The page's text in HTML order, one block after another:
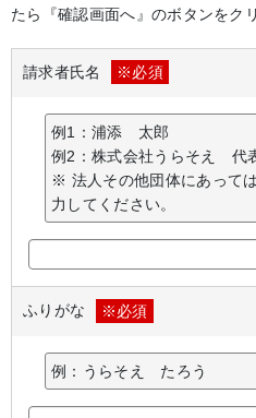
たら『確認画面へ』のボタンをク
請求者氏名 ※必須
例1：浦添 太郎
例2：株式会社うらそえ
※ 法人その他団体にあって
力してください。
ふりがな ※必須
例：うらそえ たろう